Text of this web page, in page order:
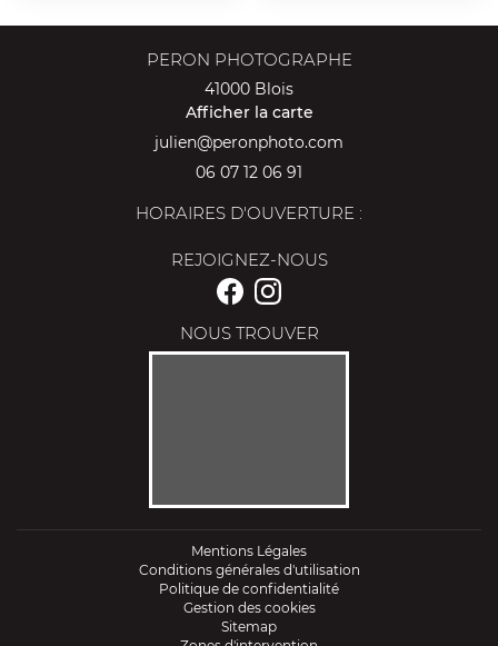
PERON PHOTOGRAPHE
41000 Blois
Afficher la carte
06 07 12 06 91
HORAIRES D'OUVERTURE :
REJOIGNEZ-NOUS
NOUS TROUVER
Mentions Légales
Conditions générales d'utilisation
Politique de confidentialité
Gestion des cookies
Sitemap